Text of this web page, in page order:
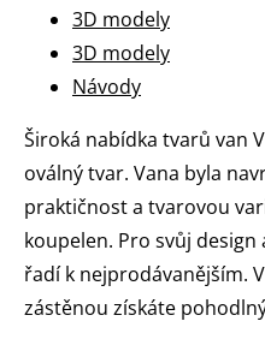
3D modely
3D modely
Návody
Široká nabídka tvarů van
oválný tvar. Vana byla
praktičnost a tvarovou
koupelen. Pro svůj
řadí k nejprodávanějším.
zástěnou získáte